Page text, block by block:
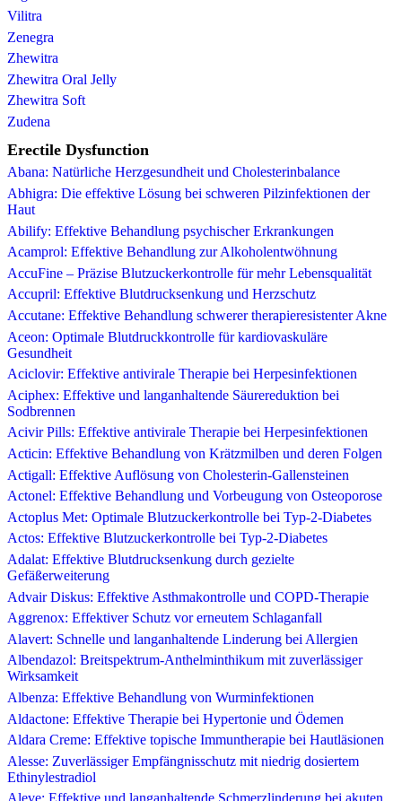
Vilitra
Zenegra
Zhewitra
Zhewitra Oral Jelly
Zhewitra Soft
Zudena
Erectile Dysfunction
Abana: Natürliche Herzgesundheit und Cholesterinbalance
Abhigra: Die effektive Lösung bei schweren Pilzinfektionen der
Haut
Abilify: Effektive Behandlung psychischer Erkrankungen
Acamprol: Effektive Behandlung zur Alkoholentwöhnung
AccuFine – Präzise Blutzuckerkontrolle für mehr Lebensqualität
Accupril: Effektive Blutdrucksenkung und Herzschutz
Accutane: Effektive Behandlung schwerer therapieresistenter Akne
Aceon: Optimale Blutdruckkontrolle für kardiovaskuläre
Gesundheit
Aciclovir: Effektive antivirale Therapie bei Herpesinfektionen
Aciphex: Effektive und langanhaltende Säurereduktion bei
Sodbrennen
Acivir Pills: Effektive antivirale Therapie bei Herpesinfektionen
Acticin: Effektive Behandlung von Krätzmilben und deren Folgen
Actigall: Effektive Auflösung von Cholesterin-Gallensteinen
Actonel: Effektive Behandlung und Vorbeugung von Osteoporose
Actoplus Met: Optimale Blutzuckerkontrolle bei Typ-2-Diabetes
Actos: Effektive Blutzuckerkontrolle bei Typ-2-Diabetes
Adalat: Effektive Blutdrucksenkung durch gezielte
Gefäßerweiterung
Advair Diskus: Effektive Asthmakontrolle und COPD-Therapie
Aggrenox: Effektiver Schutz vor erneutem Schlaganfall
Alavert: Schnelle und langanhaltende Linderung bei Allergien
Albendazol: Breitspektrum-Anthelminthikum mit zuverlässiger
Wirksamkeit
Albenza: Effektive Behandlung von Wurminfektionen
Aldactone: Effektive Therapie bei Hypertonie und Ödemen
Aldara Creme: Effektive topische Immuntherapie bei Hautläsionen
Alesse: Zuverlässiger Empfängnisschutz mit niedrig dosiertem
Ethinylestradiol